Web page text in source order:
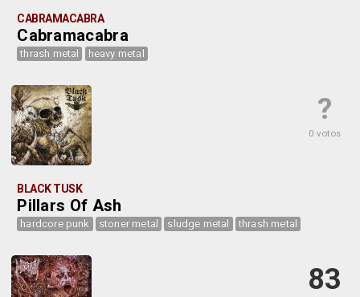
CABRAMACABRA
Cabramacabra
thrash metal heavy metal
?
0 votos
BLACK TUSK
Pillars Of Ash
hardcore punk stoner metal sludge metal thrash metal
83